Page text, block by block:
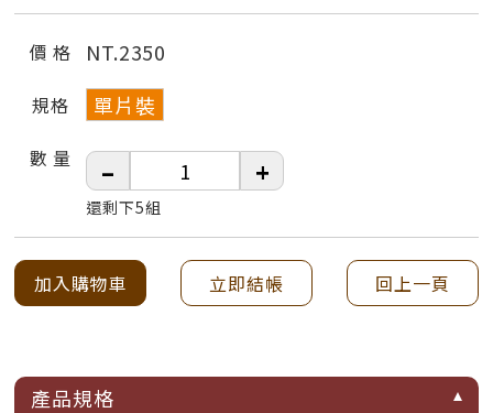
價 格 NT.2350
規格 單片裝
數 量 – +
還剩下5組
加入購物車 立即結帳 回上一頁
產品規格